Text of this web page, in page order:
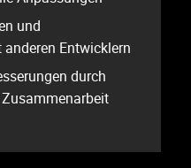
und
Entwicklern
durch